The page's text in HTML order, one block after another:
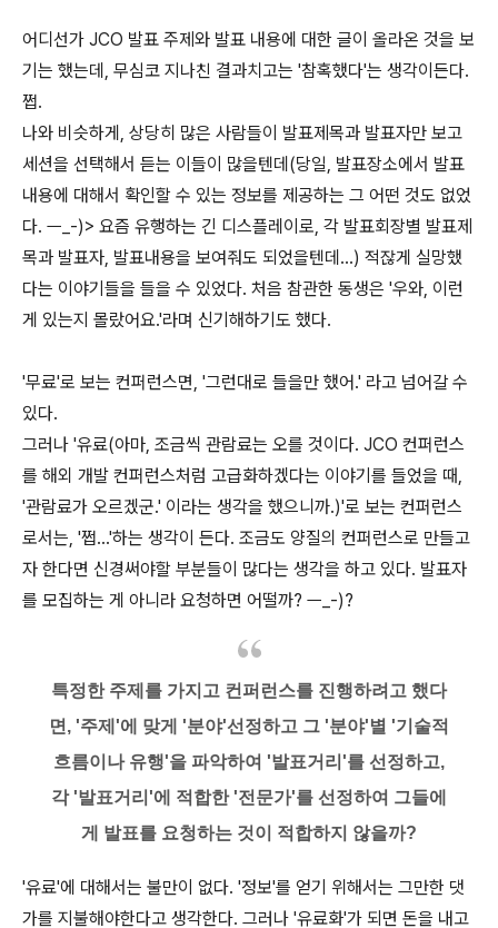
어디선가 JCO 발표 주제와 발표 내용에 대한 글이 올라온 것을 보
기는 했는데, 무심코 지나친 결과치고는 '참혹했다'는 생각이든다.
쩝.
나와 비슷하게, 상당히 많은 사람들이 발표제목과 발표자만 보고
세션을 선택해서 듣는 이들이 많을텐데(당일, 발표장소에서 발표
내용에 대해서 확인할 수 있는 정보를 제공하는 그 어떤 것도 없었
다. ㅡ_-)> 요즘 유행하는 긴 디스플레이로, 각 발표회장별 발표제
목과 발표자, 발표내용을 보여줘도 되었을텐데...) 적잖게 실망했
다는 이야기들을 들을 수 있었다. 처음 참관한 동생은 '우와, 이런
게 있는지 몰랐어요.'라며 신기해하기도 했다.
'무료'로 보는 컨퍼런스면, '그런대로 들을만 했어.' 라고 넘어갈 수
있다.
그러나 '유료(아마, 조금씩 관람료는 오를 것이다. JCO 컨퍼런스
를 해외 개발 컨퍼런스처럼 고급화하겠다는 이야기를 들었을 때,
'관람료가 오르겠군.' 이라는 생각을 했으니까.)'로 보는 컨퍼런스
로서는, '쩝...'하는 생각이 든다. 조금도 양질의 컨퍼런스로 만들고
자 한다면 신경써야할 부분들이 많다는 생각을 하고 있다. 발표자
를 모집하는 게 아니라 요청하면 어떨까? ㅡ_-)?
특정한 주제를 가지고 컨퍼런스를 진행하려고 했다
면, '주제'에 맞게 '분야'선정하고 그 '분야'별 '기술적
흐름이나 유행'을 파악하여 '발표거리'를 선정하고,
각 '발표거리'에 적합한 '전문가'를 선정하여 그들에
게 발표를 요청하는 것이 적합하지 않을까?
'유료'에 대해서는 불만이 없다. '정보'를 얻기 위해서는 그만한 댓
가를 지불해야한다고 생각한다. 그러나 '유료화'가 되면 돈을 내고